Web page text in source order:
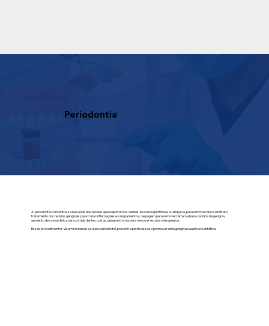
Periodontia
A periodontia concentra-se na saúde dos tecidos que suportam os dentes. Isso inclui profilaxia, ou limpeza, para remover placa e tártaro,
tratamento dos tecidos gengivais para tratar inflamações e sangramentos, raspagem para remover tártaro abaixo da linha da gengiva,
aumento de coroa clínica para corrigir dentes curtos, gengivectomia para remover excesso de gengiva.
Esses procedimentos visam restaurar a saúde periodontal, prevenir a perda óssea e promover uma gengiva saudável e estética.